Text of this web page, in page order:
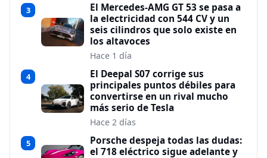
3
El Mercedes-AMG GT 53 se pasa a
la electricidad con 544 CV y un
seis cilindros que solo existe en
los altavoces
Hace 1 día
4
El Deepal S07 corrige sus
principales puntos débiles para
convertirse en un rival mucho
más serio de Tesla
Hace 2 días
5
Porsche despeja todas las dudas:
el 718 eléctrico sigue adelante y